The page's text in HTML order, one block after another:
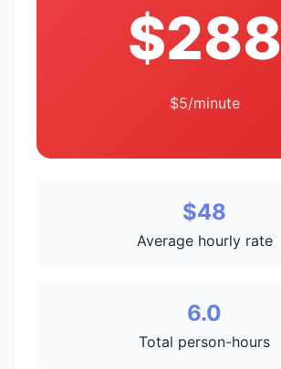
$288
$5/minute
$48
Average hourly rate
6.0
Total person-hours